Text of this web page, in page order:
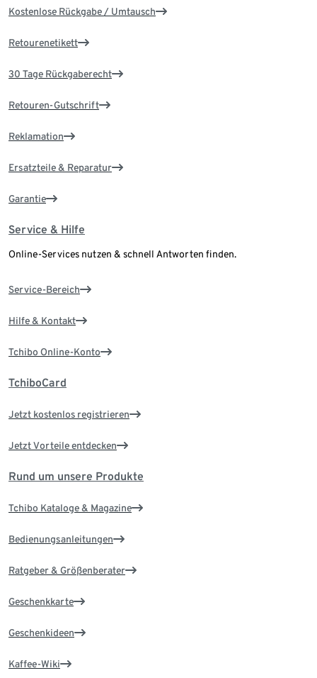
Kostenlose Rückgabe / Umtausch
Retourenetikett
30 Tage Rückgaberecht
Retouren-Gutschrift
Reklamation
Ersatzteile & Reparatur
Garantie
Service & Hilfe
Online-Services nutzen & schnell Antworten finden.
Service-Bereich
Hilfe & Kontakt
Tchibo Online-Konto
TchiboCard
Jetzt kostenlos registrieren
Jetzt Vorteile entdecken
Rund um unsere Produkte
Tchibo Kataloge & Magazine
Bedienungsanleitungen
Ratgeber & Größenberater
Geschenkkarte
Geschenkideen
Kaffee-Wiki